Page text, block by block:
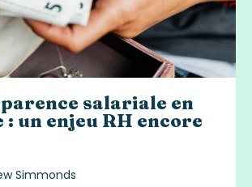
salariale en
: un enjeu RH encore
Simmonds